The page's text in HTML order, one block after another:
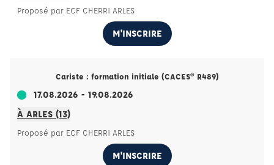
Proposé par ECF CHERRI ARLES
M'INSCRIRE
Cariste : formation initiale (CACES® R489)
17.08.2026 - 19.08.2026
À ARLES (13)
Proposé par ECF CHERRI ARLES
M'INSCRIRE